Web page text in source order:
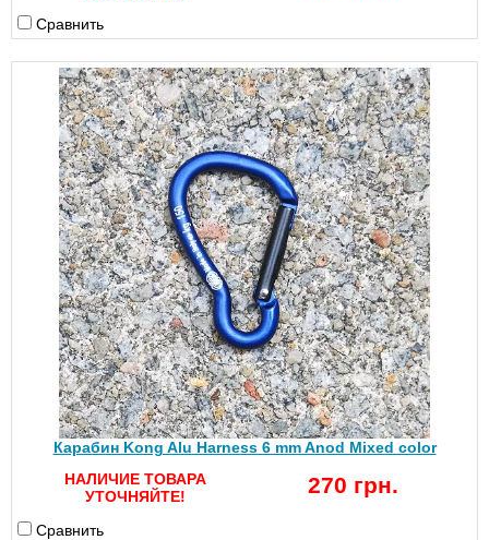
Сравнить
Карабин Kong Alu Harness 6 mm Anod Mixed color
НАЛИЧИЕ ТОВАРА
УТОЧНЯЙТЕ!
270 грн.
Сравнить